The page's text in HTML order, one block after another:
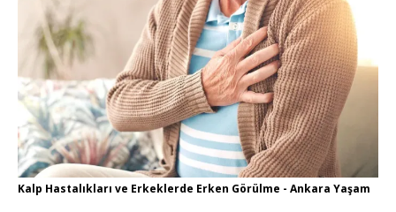
Kalp Hastalıkları ve Erkeklerde Erken Görülme - Ankara Yaşam